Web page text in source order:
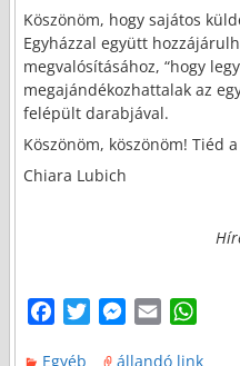
Köszönöm, hogy sajátos
Egyházzal együtt
megvalósításához, “hogy
megajándékozhattalak az
felépült darabjával.
Köszönöm, köszönöm! Tiéd
Chiara Lubich
M
Egyéb állandó link